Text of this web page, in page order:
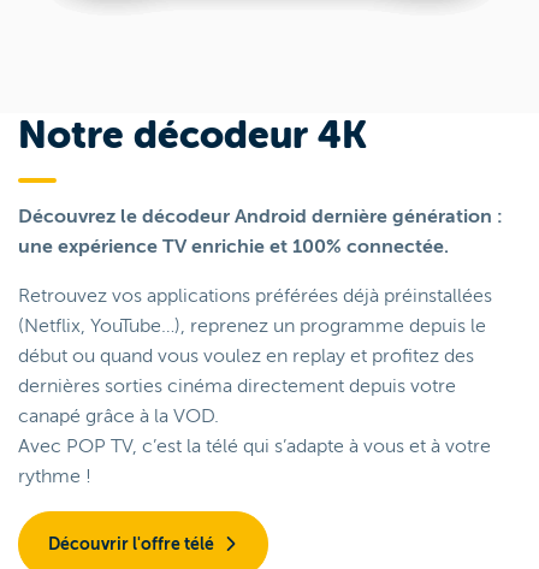
Notre décodeur 4K
Découvrez le décodeur Android dernière génération :
une expérience TV enrichie et 100% connectée.
Retrouvez vos applications préférées déjà préinstallées
(Netflix, YouTube…), reprenez un programme depuis le
début ou quand vous voulez en replay et profitez des
dernières sorties cinéma directement depuis votre
canapé grâce à la VOD.
Avec POP TV, c’est la télé qui s’adapte à vous et à votre
rythme !
Découvrir l'offre télé